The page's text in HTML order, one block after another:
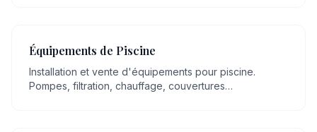
Équipements de Piscine
Installation et vente d'équipements pour piscine.
Pompes, filtration, chauffage, couvertures